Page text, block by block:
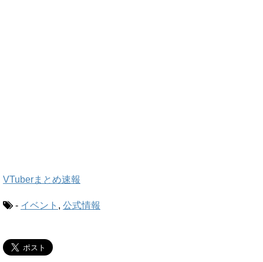
VTuberまとめ速報
- イベント , 公式情報